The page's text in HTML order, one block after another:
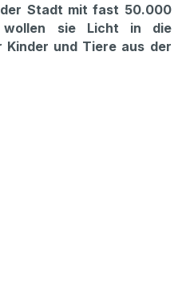
Stadt mit fast 50.000
wollen sie Licht in die
und Tiere aus der